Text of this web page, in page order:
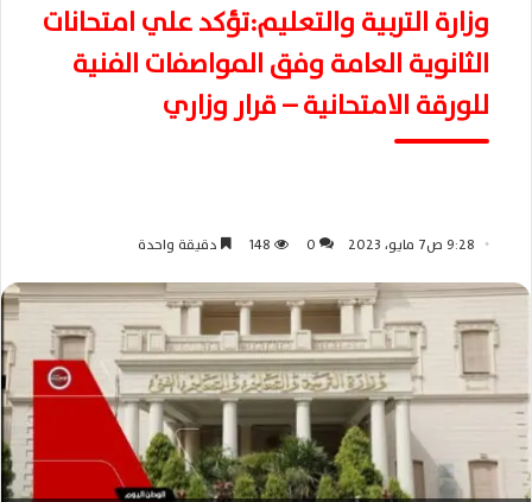
وزارة التربية والتعليم:تؤكد علي امتحانات
الثانوية العامة وفق المواصفات الفنية
للورقة الامتحانية – قرار وزاري
9:28 ص7 مايو، 2023 0
148 دقيقة واحدة